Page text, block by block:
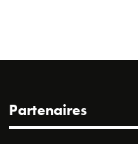
Partenaires